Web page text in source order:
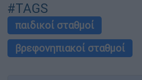
#TAGS
παιδικοί σταθμοί
βρεφονηπιακοί σταθμοί